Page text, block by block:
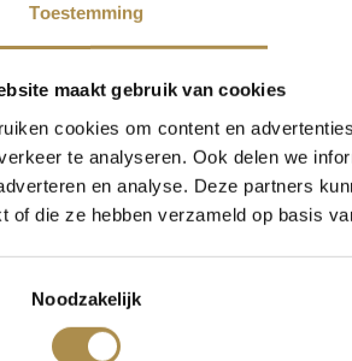
Toestemming
maakt gebruik van cookies
cookies om content en
te analyseren. Ook delen we
en analyse. Deze partners
of die ze hebben verzameld op basis
Noodzakelijk